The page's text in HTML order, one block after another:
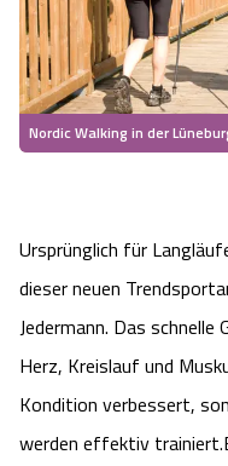
Heide
Die
Die
Hoher Kontrast Modus:
Schriftgröße:
Nordic Walking in der
Ursprünglich für
dieser neuen
Jedermann. Das
Herz, Kreislauf und
Kondition verbessert,
werden effektiv